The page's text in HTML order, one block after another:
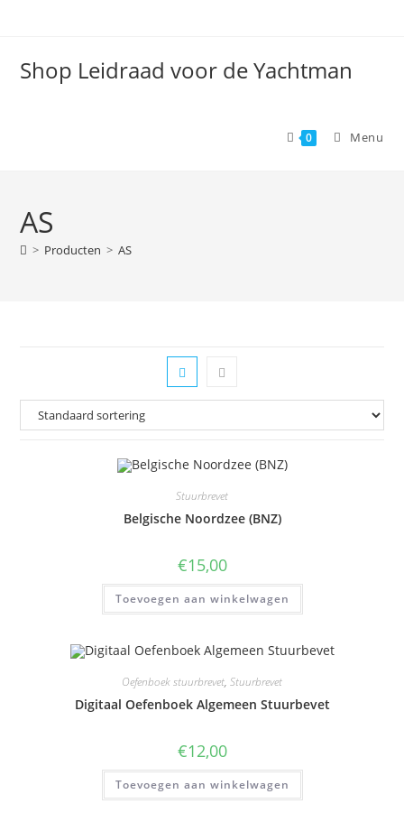
inhoudShop Leidraad voor de Yachtman
0 Menu
AS
> Producten > AS
Stuurbrevet
Belgische Noordzee (BNZ)
€15,00
Toevoegen aan winkelwagen
Oefenboek stuurbrevet, Stuurbrevet
Digitaal Oefenboek Algemeen Stuurbevet
€12,00
Toevoegen aan winkelwagen